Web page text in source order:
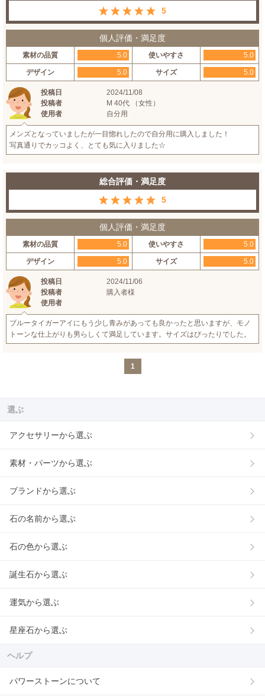
5
個人評価・満足度
素材の品質 5.0 使いやすさ 5.0
デザイン 5.0 サイズ 5.0
投稿日
2024/11/08
投稿者
M 40代 （女性）
使用者
自分用
メンズとなっていましたが一目惚れしたので自分用に購入しました！
写真通りでカッコよく、とても気に入りました☆
総合評価・満足度
5
個人評価・満足度
素材の品質 5.0 使いやすさ 5.0
デザイン 5.0 サイズ 5.0
投稿日
2024/11/06
投稿者
購入者様
使用者
ブルータイガーアイにもう少し青みがあっても良かったと思いますが、モノ
トーンな仕上がりも男らしくて満足しています。サイズはぴったりでした。
1
選ぶ
アクセサリーから選ぶ
素材・パーツから選ぶ
ブランドから選ぶ
石の名前から選ぶ
石の色から選ぶ
誕生石から選ぶ
運気から選ぶ
星座石から選ぶ
ヘルプ
パワーストーンについて